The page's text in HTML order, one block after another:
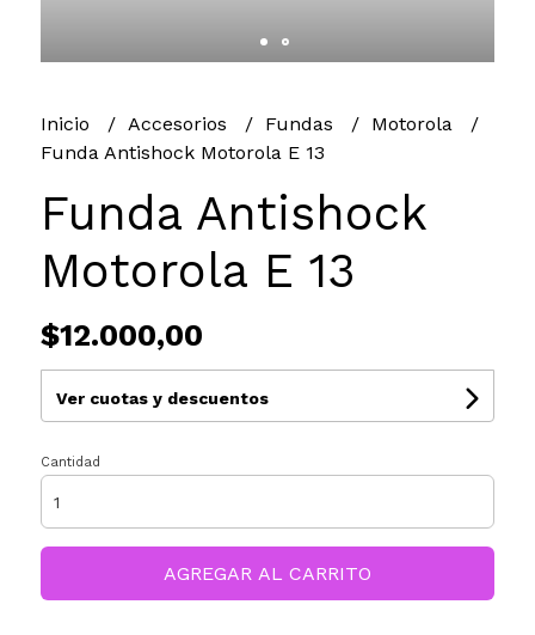
Inicio Accesorios Fundas
Motorola
Funda Antishock Motorola E 13
Funda Antishock
Motorola E 13
$12.000,00
Ver cuotas y descuentos
Cantidad
AGREGAR AL CARRITO